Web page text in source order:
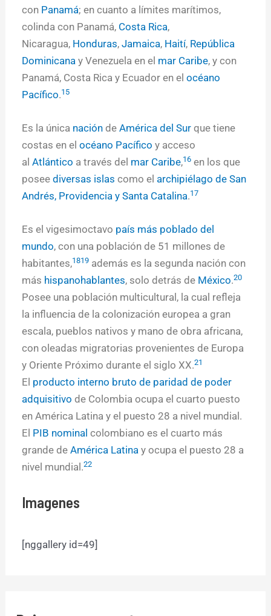
con Panamá; en cuanto a límites marítimos,
colinda con Panamá, Costa Rica,
Nicaragua, Honduras,Jamaica, Haití, República
Dominicana y Venezuela en el mar Caribe, y con
Panamá, Costa Rica y Ecuador en elocéano
Pacífico.15
Es la única nación deAmérica del Sur que tiene
costas en elocéano Pacífico y acceso
alAtlántico a través del mar Caribe,16 ​ en los que
poseediversas islas como el archipiélago de San
Andrés, Providencia y Santa Catalina.17
Es el vigesimoctavo país más poblado del
mundo, con una población de 51 millones de
habitantes,1819 ​ además es la segunda nación con
más hispanohablantes, solo detrás de México.20
Posee una población multicultural, la cual refleja
la influencia de la colonización europea a gran
escala, pueblos nativos y mano de obra africana,
con oleadas migratorias provenientes de Europa
y Oriente Próximo durante el siglo XX.21
El producto interno bruto de paridad de poder
adquisitivo de Colombia ocupa el cuarto puesto
en América Latina y el puesto 28 a nivel mundial.
El PIB nominal colombiano es el cuarto más
grande deAmérica Latina y ocupa el puesto 28 a
nivel mundial.22
Imagenes
[nggallery id=49]